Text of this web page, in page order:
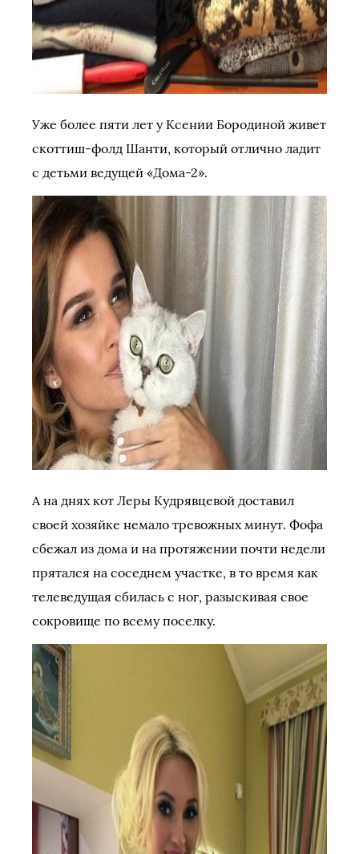
Уже более пяти лет у Ксении Бородиной живет
скоттиш-фолд Шанти, который отлично ладит
с детьми ведущей «Дома-2».
А на днях кот Леры Кудрявцевой доставил
своей хозяйке немало тревожных минут. Фофа
сбежал из дома и на протяжении почти недели
прятался на соседнем участке, в то время как
телеведущая сбилась с ног, разыскивая свое
сокровище по всему поселку.